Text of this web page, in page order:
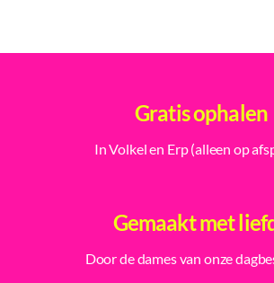
Gratis ophalen
In Volkel en Erp (alleen op
Gemaakt met
Door de dames van onze